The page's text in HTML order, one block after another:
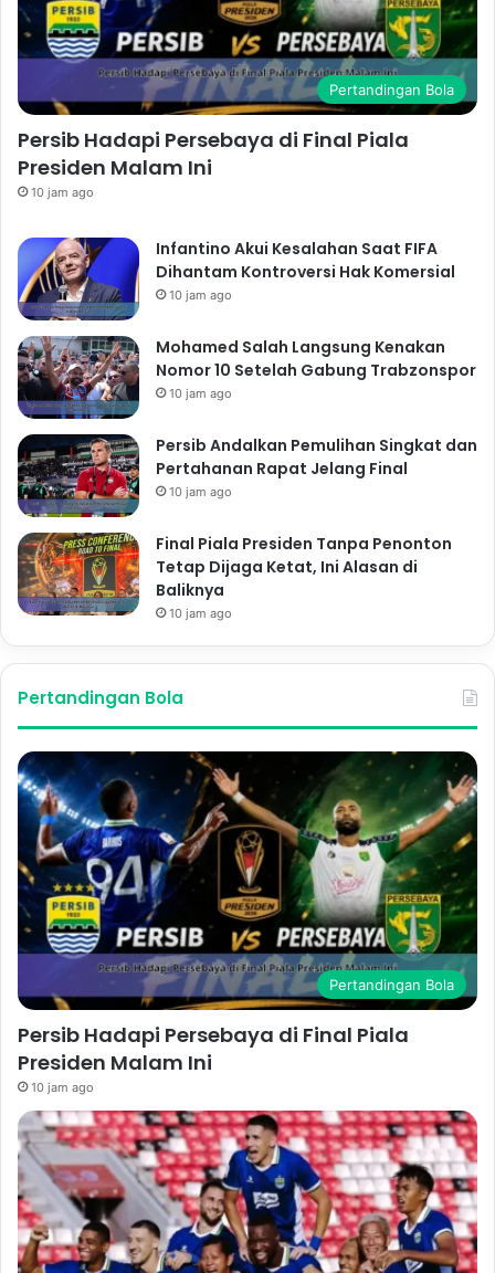
Pertandingan Bola
Persib Hadapi Persebaya di Final Piala
Presiden Malam Ini
10 jam ago
Infantino Akui Kesalahan Saat FIFA
Dihantam Kontroversi Hak Komersial
10 jam ago
Mohamed Salah Langsung Kenakan
Nomor 10 Setelah Gabung Trabzonspor
10 jam ago
Persib Andalkan Pemulihan Singkat dan
Pertahanan Rapat Jelang Final
10 jam ago
Final Piala Presiden Tanpa Penonton
Tetap Dijaga Ketat, Ini Alasan di
Baliknya
10 jam ago
Pertandingan Bola
Pertandingan Bola
Persib Hadapi Persebaya di Final Piala
Presiden Malam Ini
10 jam ago